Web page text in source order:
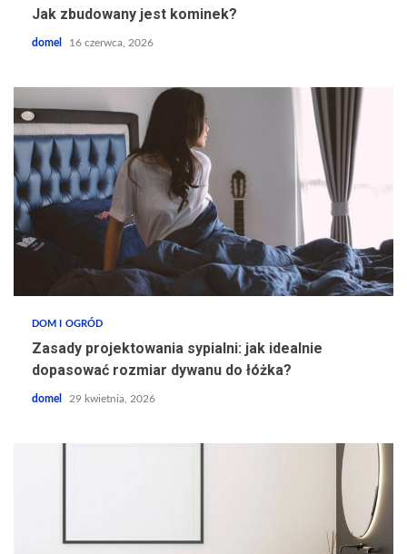
Jak zbudowany jest kominek?
domel 16 czerwca, 2026
DOM I OGRÓD
Zasady projektowania sypialni: jak idealnie
dopasować rozmiar dywanu do łóżka?
domel 29 kwietnia, 2026